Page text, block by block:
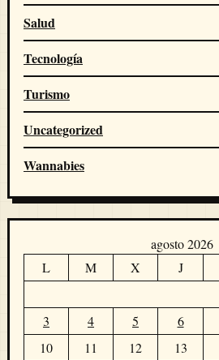
Salud
Tecnología
Turismo
Uncategorized
Wannabies
agosto 2026
L
M X J
3
4 5 6
10
11 12 13